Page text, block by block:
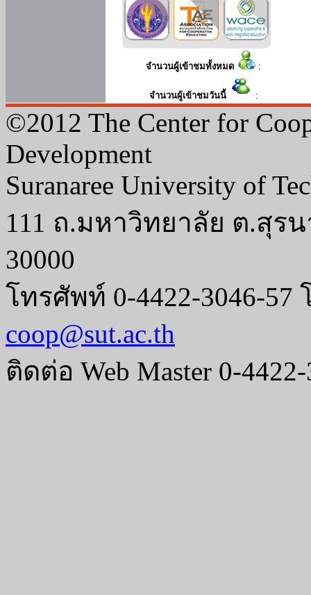
จำนวนผู้เข้าชมทั้งหมด :
จำนวนผู้เข้าชมวันนี้ :
©2012 The Center for
Development
Suranaree University of
111 ถ.มหาวิทยาลัย ต.สุร
30000
โทรศัพท์ 0-4422-3046-57
coop@sut.ac.th
ติดต่อ Web Master 0-